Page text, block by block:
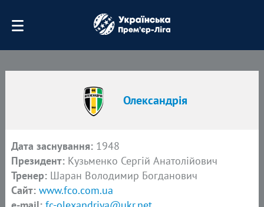
Олександрія
Дата заснування: 1948
Президент: Кузьменко Сергій Анатолійович
Тренер: Шаран Володимир Богданович
Сайт: www.fco.com.ua